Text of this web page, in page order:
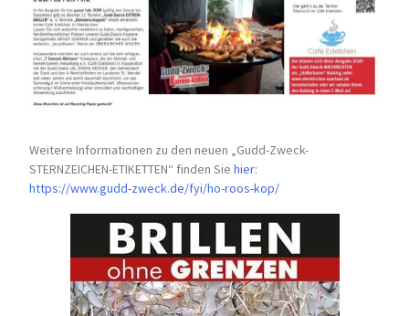
Weitere Informationen zu den neuen „Gudd-Zweck-
STERNZEICHEN-ETIKETTEN“ finden Siehier:
https://www.gudd-zweck.de/fyi/ho-roos-kop/